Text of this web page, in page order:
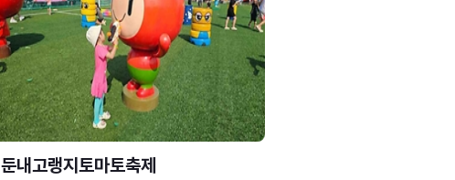
둔내고랭지토마토축제